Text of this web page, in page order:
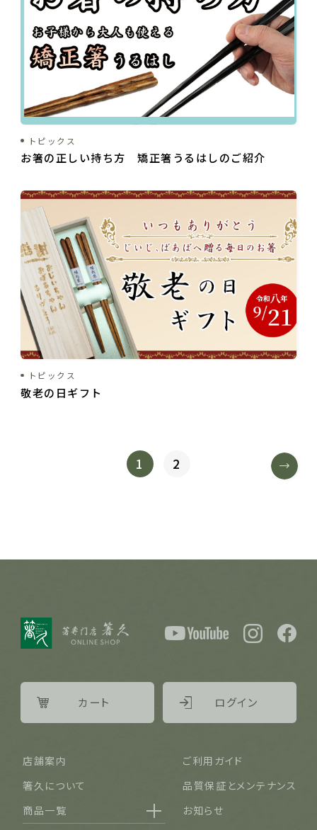
トピックス
お箸の正しい持ち方 矯正箸うるはしのご紹介
トピックス
敬老の日ギフト
1 2
店舗案内
ご利用ガイド
箸久について
品質保証とメンテナンス
商品一覧
お知らせ
カート ログイン